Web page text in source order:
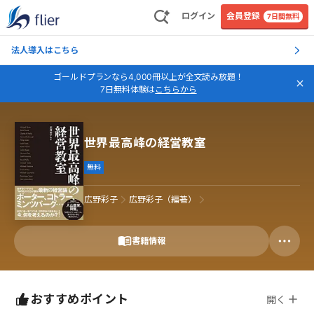
ログイン 会員登録 7日間無料
法人導入はこちら
ゴールドプランなら4,000冊以上が全文読み放題！
7日無料体験はこちらから
世界最高峰の経営教室
無料
広野彩子 広野彩子（編著）
書籍情報
おすすめポイント 開く